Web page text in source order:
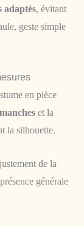
adaptés, évitant
geste simple
en pièce
et la
la silhouette.
de la
générale